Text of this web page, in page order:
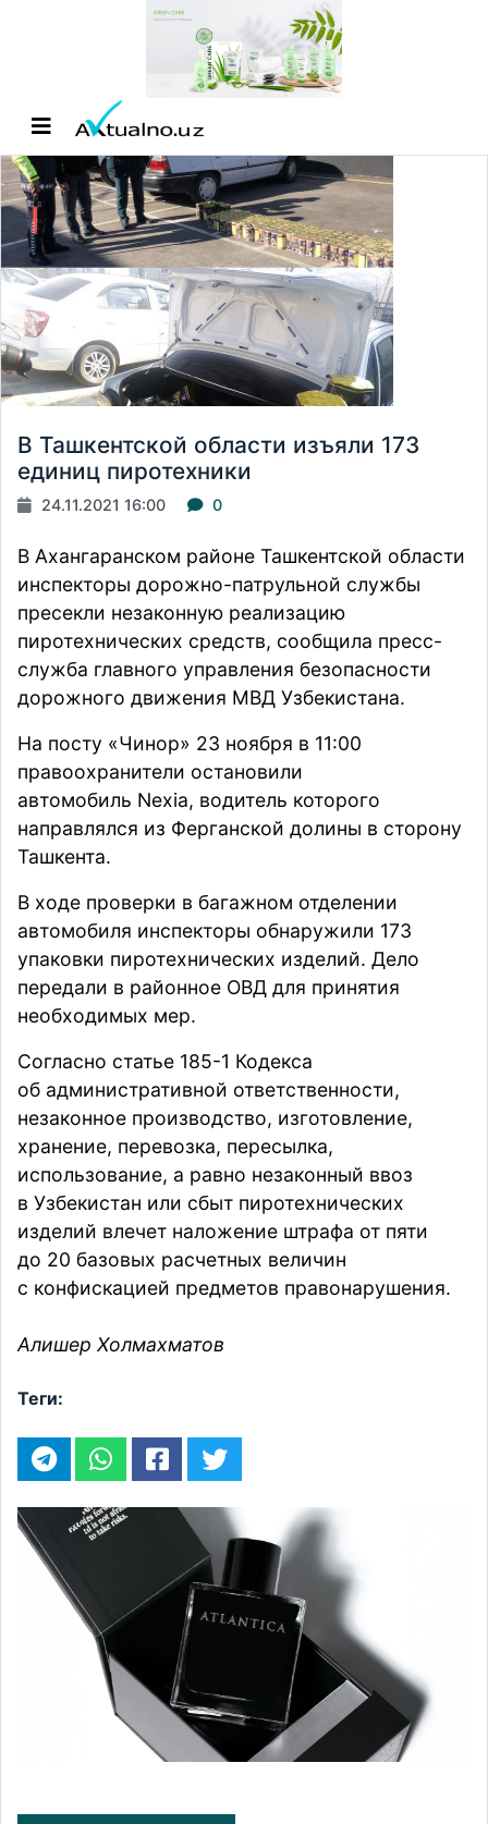
В Ташкентской области изъяли 173
единиц пиротехники
24.11.2021 16:00 0
В Ахангаранском районе Ташкентской области
инспекторы дорожно-патрульной службы
пресекли незаконную реализацию
пиротехнических средств, сообщила пресс-
служба главного управления безопасности
дорожного движения МВД Узбекистана.
На посту «Чинор» 23 ноября в 11:00
правоохранители остановили
автомобиль Nexia, водитель которого
направлялся из Ферганской долины в сторону
Ташкента.
В ходе проверки в багажном отделении
автомобиля инспекторы обнаружили 173
упаковки пиротехнических изделий. Дело
передали в районное ОВД для принятия
необходимых мер.
Cогласно статье 185-1 Кодекса
об административной ответственности,
незаконное производство, изготовление,
хранение, перевозка, пересылка,
использование, а равно незаконный ввоз
в Узбекистан или сбыт пиротехнических
изделий влечет наложение штрафа от пяти
до 20 базовых расчетных величин
с конфискацией предметов правонарушения.
Алишер Холмахматов
Теги: